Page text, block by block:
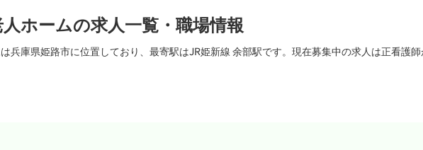
ホームの求人一覧・職場情報
兵庫県姫路市に位置しており、最寄駅はJR姫新線 余部駅です。現在募集中の求人は正看護師